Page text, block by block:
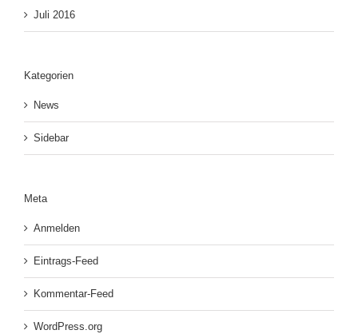
Juli 2016
Kategorien
News
Sidebar
Meta
Anmelden
Eintrags-Feed
Kommentar-Feed
WordPress.org